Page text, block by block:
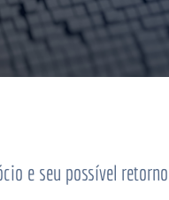
e seu possível